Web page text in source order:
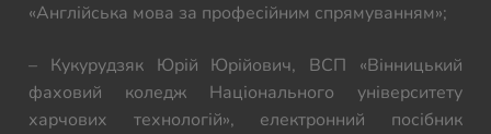
«Англійська мова за професійним спрямуванням»;
– Кукурудзяк Юрій Юрійович, ВСП «Вінницький
фаховий коледж Національного університету
харчових технологій», електронний посібник